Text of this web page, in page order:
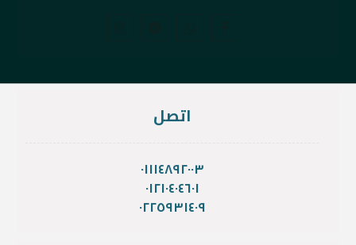
اتصل
٠١١١٤٨٩٢٠٠٣
٠١٢١٠٤٠٤٦٠١
٠٢٢٥٩٣١٤٠٩